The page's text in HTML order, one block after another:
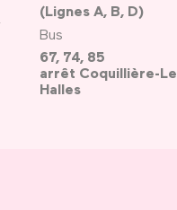
(Lignes A, B, D)
Bus
67, 74, 85
arrêt Coquillière-
Halles